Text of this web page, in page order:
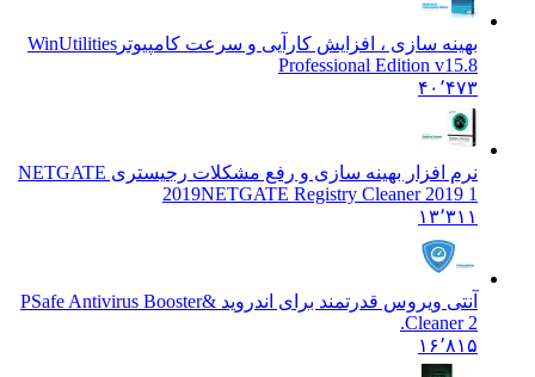
بهینه سازی ، افزایش کارآیی و سرعت کامپیوترWinUtilities
Professional Edition v15.8
۴۰٬۴۷۳
نرم افزار بهینه سازی و رفع مشکلات رجیستری NETGATE
2019NETGATE Registry Cleaner 2019 1
۱۳٬۳۱۱
آنتی ویروس قدرتمند برای اندروید &PSafe Antivirus Booster
Cleaner 2.
۱۶٬۸۱۵